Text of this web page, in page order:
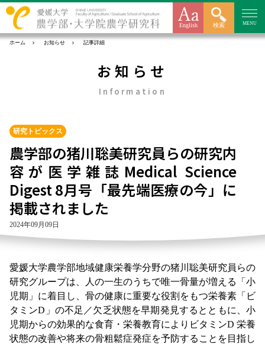
English 検索 MENU
ホーム お知らせ 記事詳細
お知らせ
Information
研究トピックス
農学部の猪川聡美研究員らの研究内
容が医学雑誌Medical Science
Digest 8月号「最先端医療の今」に
掲載されました
2024年09月09日
愛媛大学農学部地域健康栄養学分野の猪川聡美研究員らの
研究グループは、人の一生のうちで唯一骨量が増える「小
児期」に着目し、骨の健康に重要な役割をもつ栄養素「ビ
タミンD 」の不足／欠乏状態を早期発見するとともに、小
児期からの効果的な食育・栄養教育によりビタミンD 栄養
状態の改善や将来の骨粗鬆症発症を予防することを目指し